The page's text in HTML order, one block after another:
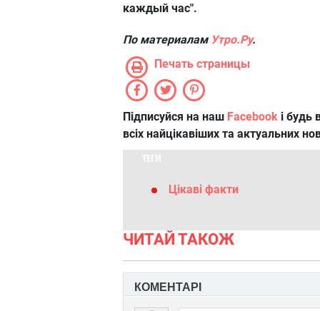
каждый час".
По материалам Утро.Ру.
Печать страницы
Підписуйся на наш Facebook і будь
всіх найцікавіших та актуальних
ТЕГИ
Цікаві факти
ЧИТАЙ ТАКОЖ
КОМЕНТАРІ